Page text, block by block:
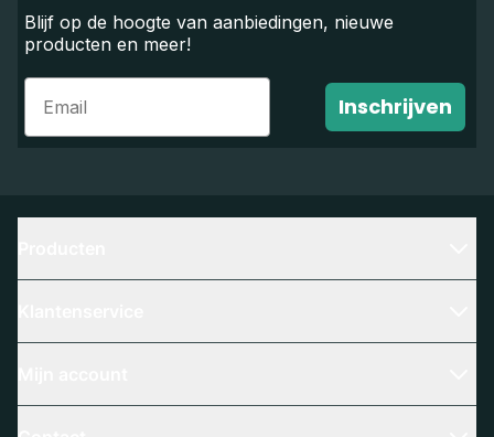
Blijf op de hoogte van aanbiedingen, nieuwe
producten en meer!
Email
Inschrijven